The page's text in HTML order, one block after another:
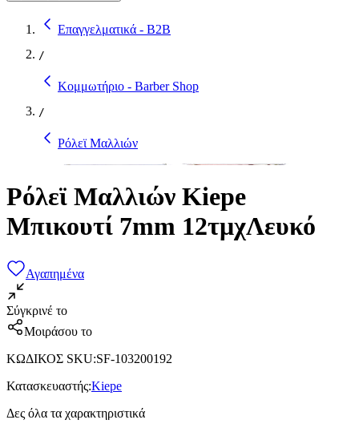
Επαγγελματικά - B2B
/
Κομμωτήριο - Barber Shop
/
Ρόλεϊ Μαλλιών
Ρόλεϊ Μαλλιών Kiepe
Μπικουτί 7mm 12τμχΛευκό
Αγαπημένα
Σύγκρινέ το
Μοιράσου το
ΚΩΔΙΚΟΣ SKU:SF-103200192
Κατασκευαστής:Kiepe
Δες όλα τα χαρακτηριστικά